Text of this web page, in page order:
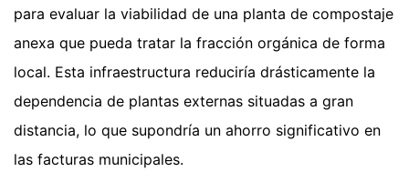
para evaluar la viabilidad de una planta de compostaje
anexa que pueda tratar la fracción orgánica de forma
local. Esta infraestructura reduciría drásticamente la
dependencia de plantas externas situadas a gran
distancia, lo que supondría un ahorro significativo en
las facturas municipales.